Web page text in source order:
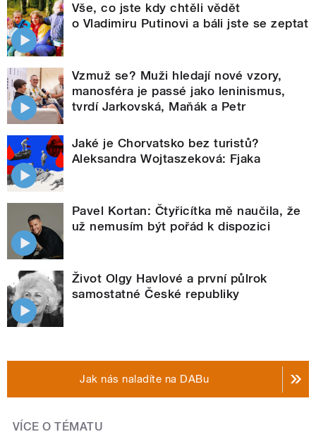
Vše, co jste kdy chtěli vědět
o Vladimiru Putinovi a báli jste se zeptat
Vzmuž se? Muži hledají nové vzory,
manosféra je passé jako leninismus,
tvrdí Jarkovská, Maňák a Petr
Jaké je Chorvatsko bez turistů?
Aleksandra Wojtaszeková: Fjaka
Pavel Kortan: Čtyřicítka mě naučila, že
už nemusím být pořád k dispozici
Život Olgy Havlové a první půlrok
samostatné České republiky
Jak nás naladíte na DABu
VÍCE O TÉMATU